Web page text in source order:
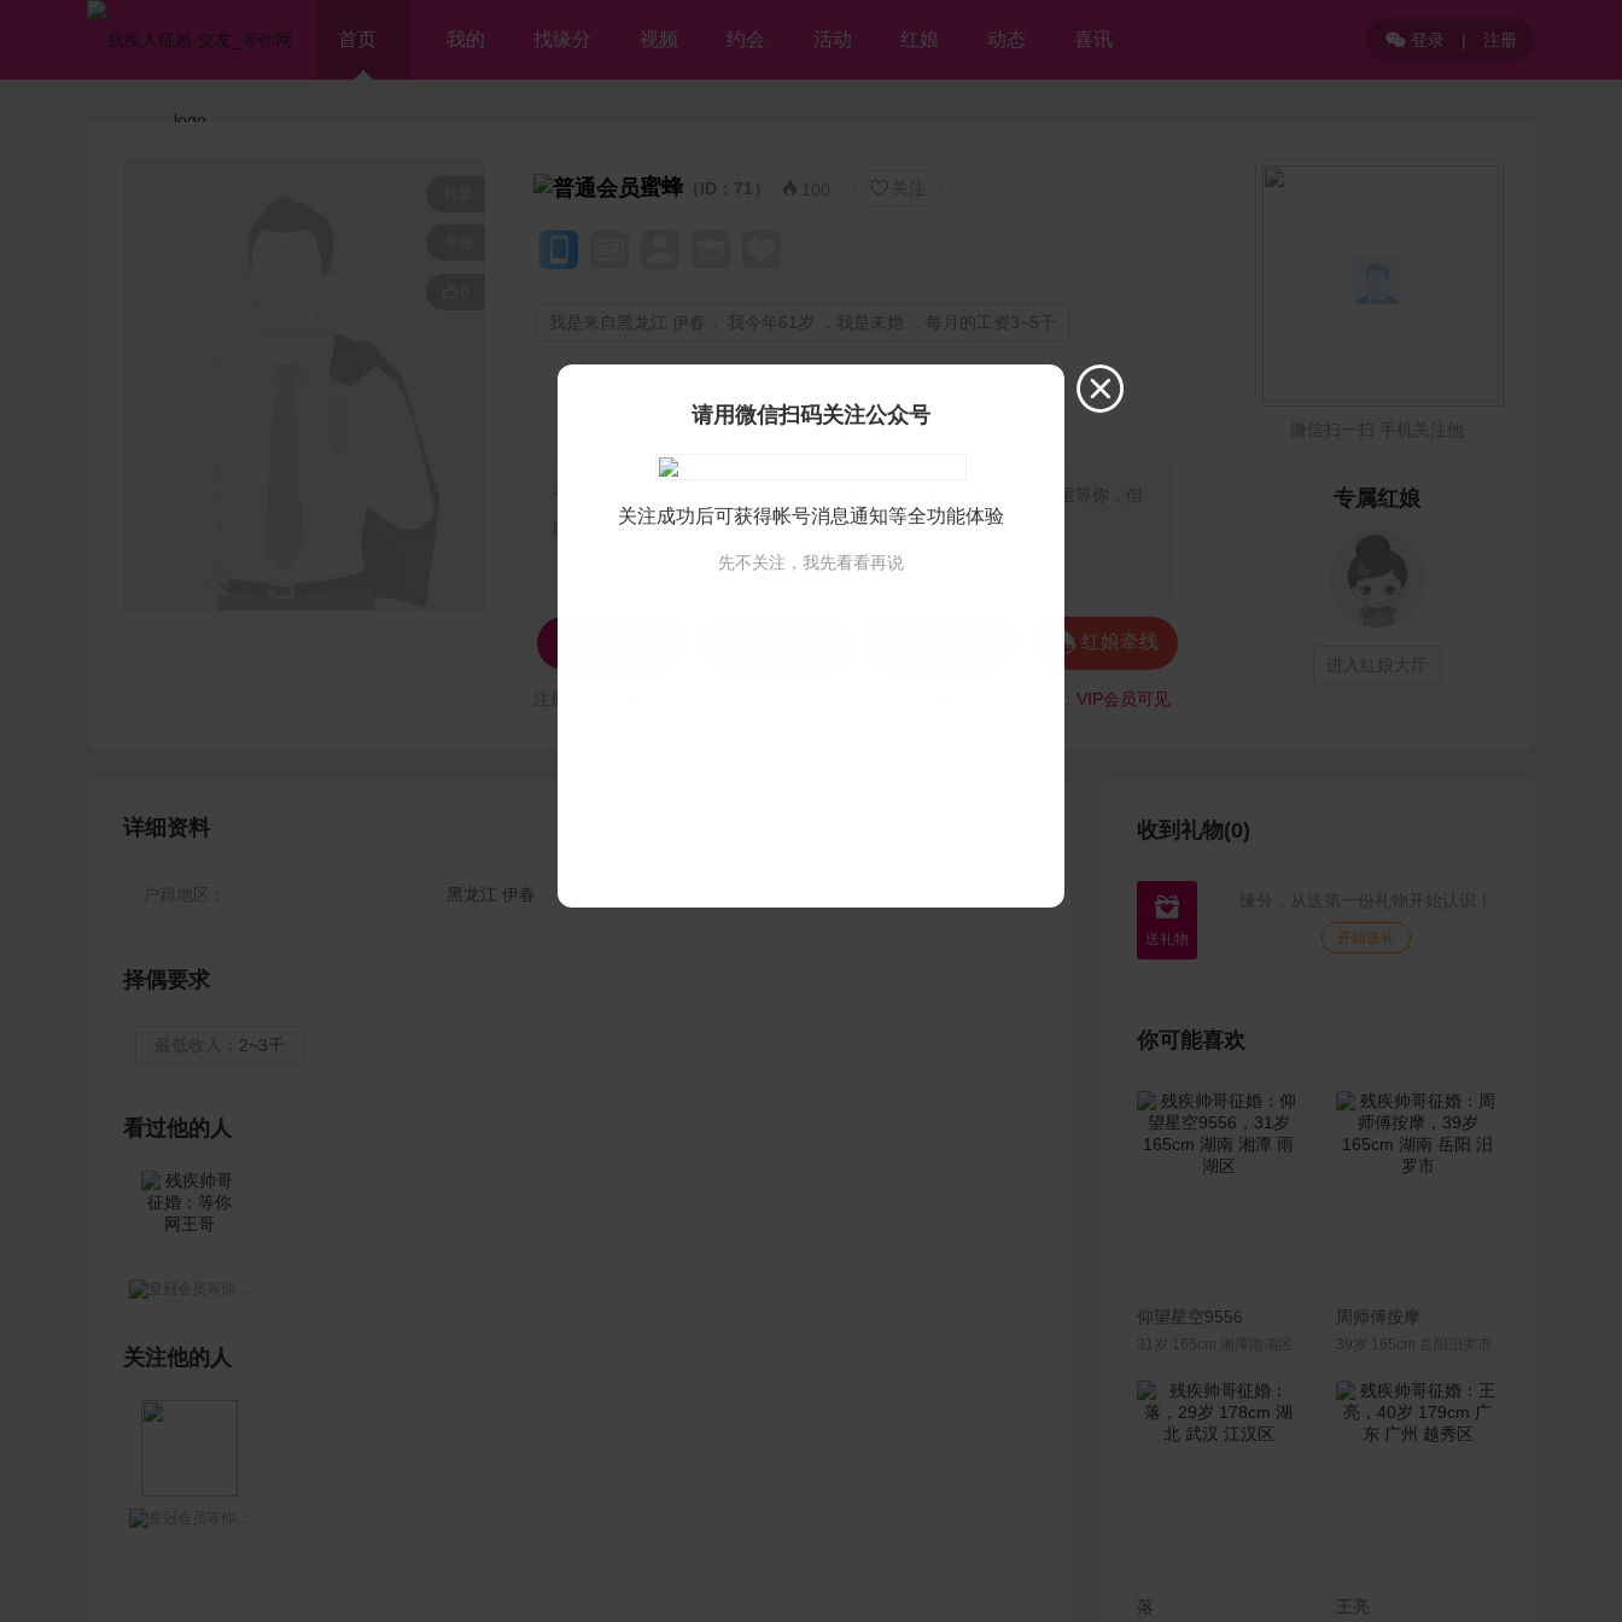
首页 我的 找缘分 视频 约会 活动 红娘 动态 喜讯 登录 | 注册
蜜蜂 （ID：71）  100  关注
我是来自黑龙江 伊春， 我今年61岁 ，我是未婚 ，每月的工资3~5千
个人独白：
我是残疾人征婚【等你网】的帅哥会员❤蜜蜂❤，我在这里等你，但
愿不离不弃💘
 红娘牵线
VIP会员可见
微信扫一扫 手机关注他
专属红娘
进入红娘大厅
详细资料
户籍地区： 黑龙江 伊春
择偶要求
最低收入： 2~3千
看过他的人
等你网王哥
关注他的人
等你网王哥
收到礼物(0)
 缘分，从送第一份礼物开始认识！
开始送礼
你可能喜欢
联系Ta
仰望星空9556
31岁 165cm 湘潭雨湖区
联系Ta
周师傅按摩
39岁 165cm 岳阳汨罗市
落 王亮

请用微信扫码关注公众号
关注成功后可获得帐号消息通知等全功能体验
先不关注，我先看看再说